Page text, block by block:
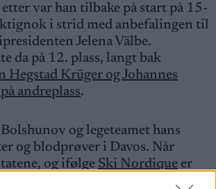
var han tilbake på start på 15-
i strid med anbefalingen til
Jelena Välbe.
da på 12. plass, langt bak
Hegstad Krüger og Johannes
andreplass.
og legeteamet hans
og blodprøver i Davos. Når
og ifølge Ski Nordique er